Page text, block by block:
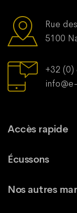
Rue
5100
+32 (0)
Accès rapide
Écussons
Nos autres